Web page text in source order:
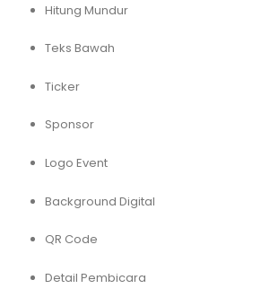
Hitung Mundur
Teks Bawah
Ticker
Sponsor
Logo Event
Background Digital
QR Code
Detail Pembicara